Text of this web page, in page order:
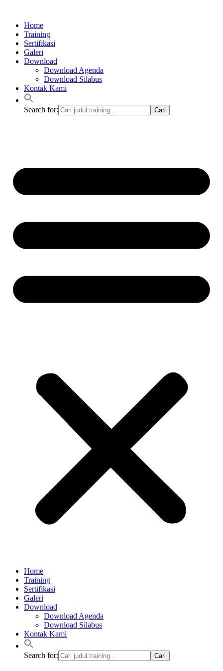
kontenHome
Training
Sertifikasi
Galeri
Download
Download Agenda
Download Silabus
Kontak Kami
Search for:
Home
Training
Sertifikasi
Galeri
Download
Download Agenda
Download Silabus
Kontak Kami
Search for: